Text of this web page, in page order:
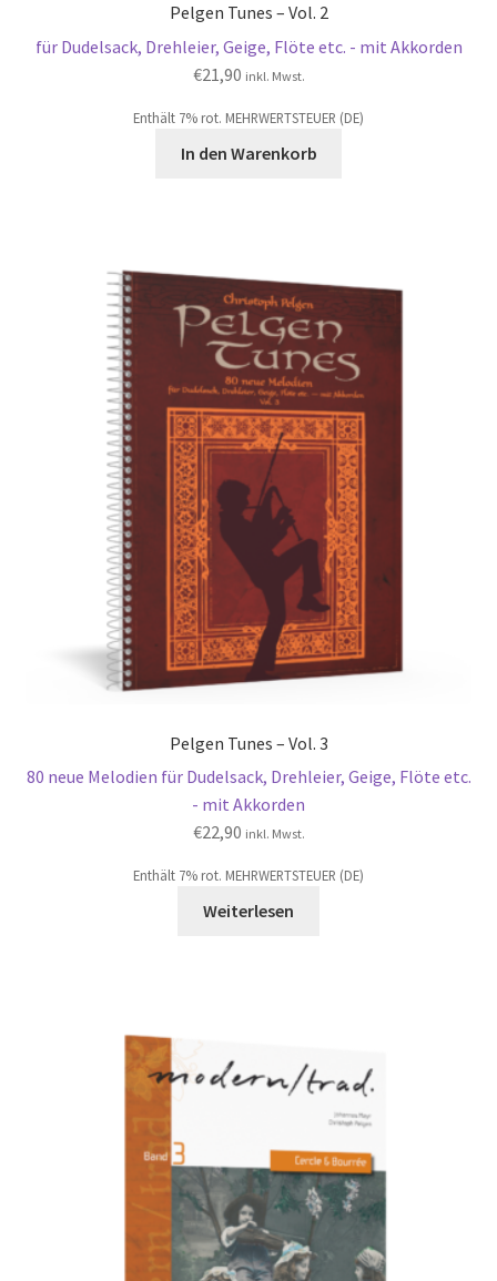
Pelgen Tunes – Vol. 2
für Dudelsack, Drehleier, Geige, Flöte etc. - mit Akkorden
€21,90 inkl. Mwst.
Enthält 7% rot. MEHRWERTSTEUER (DE)
In den Warenkorb
Pelgen Tunes – Vol. 3
80 neue Melodien für Dudelsack, Drehleier, Geige, Flöte etc.
- mit Akkorden
€22,90 inkl. Mwst.
Enthält 7% rot. MEHRWERTSTEUER (DE)
Weiterlesen